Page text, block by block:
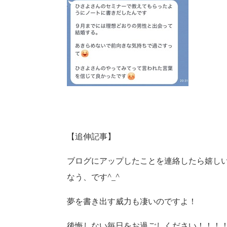
【追伸記事】
ブログにアップしたことを連絡したら嬉し
なう、です^_^
夢を書き出す威力も凄いのですよ！